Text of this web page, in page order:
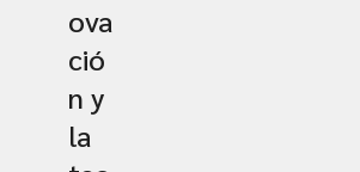
ova
ció
n y
la